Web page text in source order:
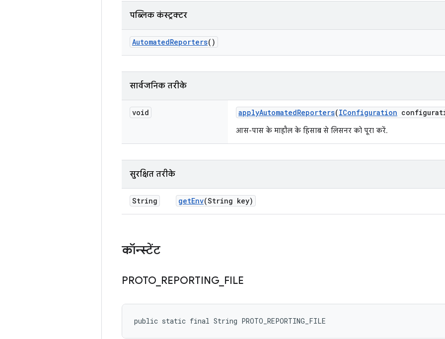
पब्लिक कंस्ट्रक्टर
AutomatedReporters()
सार्वजनिक तरीके
void applyAutomatedReporters(IConfiguration
आस-पास के माहौल के हिसाब से लिसनर को पूरा करें.
सुरक्षित तरीके
String getEnv(String key)
कॉन्स्टेंट
PROTO REPORTING FILE
public static final String PROTO_REPORTING_FILE